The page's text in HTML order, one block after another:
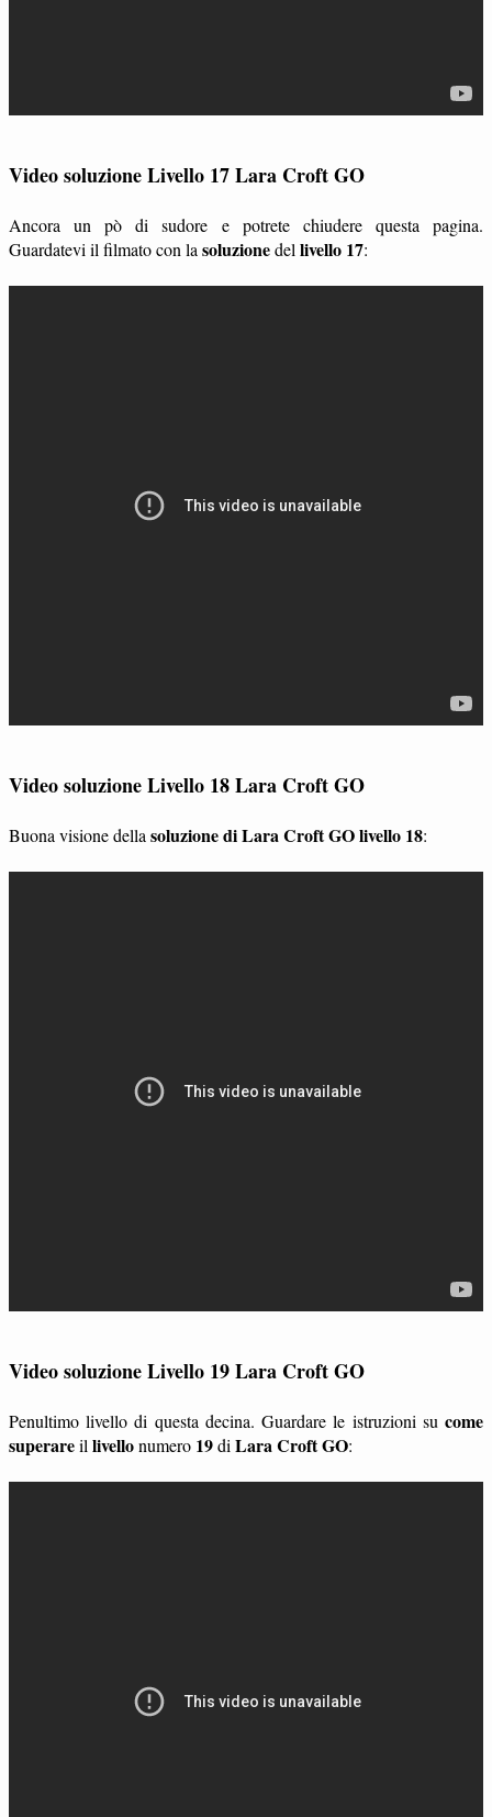
Video soluzione Livello 17 Lara Croft GO
Ancora un pò di sudore e potrete chiudere questa pagina.
Guardatevi il filmato con lasoluzionedellivello 17:
Video soluzione Livello 18 Lara Croft GO
Buona visione dellasoluzione di Lara Croft GO livello 18:
Video soluzione Livello 19 Lara Croft GO
Penultimo livello di questa decina. Guardare le istruzioni su come
superareillivellonumero 19diLara Croft GO: